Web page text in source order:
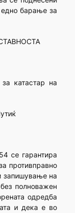
едно барање за
катастар на
се гарантира
противправно
запишување на
полноважен
одредба
и дека е во